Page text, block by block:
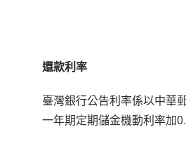
還款利率
臺灣銀行公告利率係以中華
一年期定期儲金機動利率加